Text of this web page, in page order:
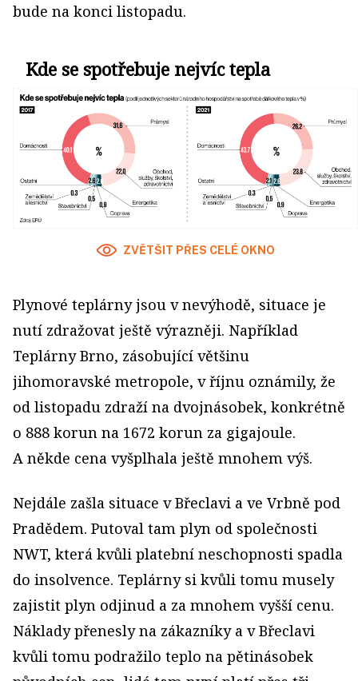
bude na konci listopadu.
Kde se spotřebuje nejvíc tepla
ZVĚTŠIT PŘES CELÉ OKNO
Plynové teplárny jsou v nevýhodě, situace je
nutí zdražovat ještě výrazněji. Například
Teplárny Brno, zásobující většinu
jihomoravské metropole, v říjnu oznámily, že
od listopadu zdraží na dvojnásobek, konkrétně
o 888 korun na 1672 korun za gigajoule.
A někde cena vyšplhala ještě mnohem výš.
Nejdále zašla situace v Břeclavi a ve Vrbně pod
Pradědem. Putoval tam plyn od společnosti
NWT, která kvůli platební neschopnosti spadla
do insolvence. Teplárny si kvůli tomu musely
zajistit plyn odjinud a za mnohem vyšší cenu.
Náklady přenesly na zákazníky a v Břeclavi
kvůli tomu podražilo teplo na pětinásobek